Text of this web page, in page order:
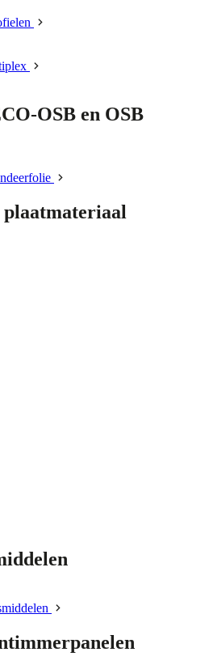
OSB en OSB
plaatmateriaal